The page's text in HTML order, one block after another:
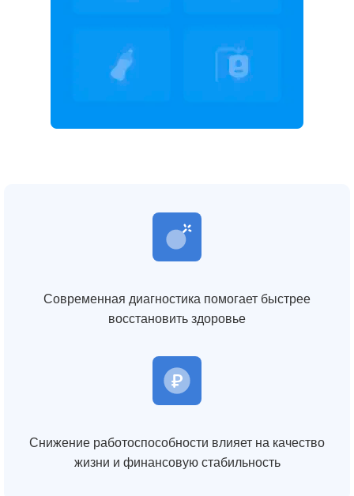
Современная диагностика помогает быстрее
восстановить здоровье
Снижение работоспособности влияет на качество
жизни и финансовую стабильность